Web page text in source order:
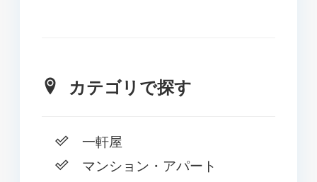
カテゴリで探す
一軒屋
マンション・アパート